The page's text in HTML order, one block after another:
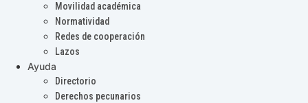
Movilidad académica
Normatividad
Redes de cooperación
Lazos
Ayuda
Directorio
Derechos pecunarios